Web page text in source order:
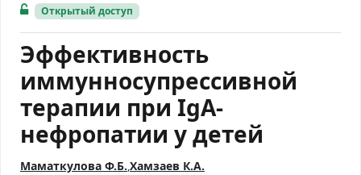
Открытый доступ
Эффективность
иммунносупрессивной
терапии при IgA-
нефропатии у детей
Маматкулова Ф.Б. Хамзаев К.А.